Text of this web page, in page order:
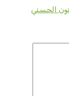
الحسني